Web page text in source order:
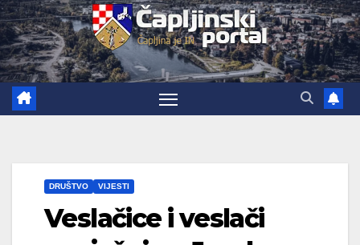
DRUŠTVO VIJESTI
Veslačice i veslači